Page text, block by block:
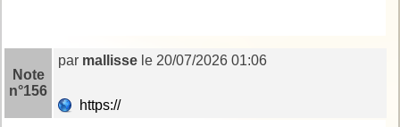
Note
n°156
par mallisse le 20/07/2026 01:06
https://